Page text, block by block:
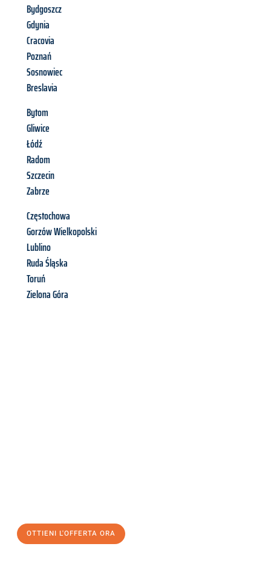
Bydgoszcz
Gdynia
Cracovia
Poznań
Sosnowiec
Breslavia
Bytom
Gliwice
Łódź
Radom
Szczecin
Zabrze
Częstochowa
Gorzów Wielkopolski
Lublino
Ruda Śląska
Toruń
Zielona Góra
OTTIENI L'OFFERTA ORA